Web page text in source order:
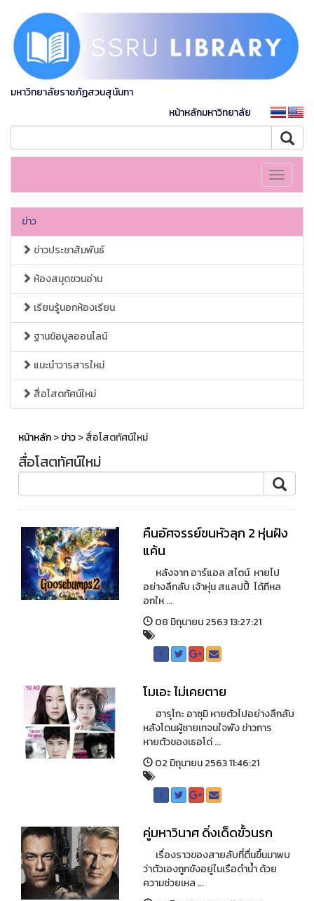
มหาวิทยาลัยราชภัฏสวนสุนันทา
หน้าหลักมหาวิทยาลัย
Toggle
ข่าว
ข่าวประชาสัมพันธ์
ห้องสมุดชวนอ่าน
เรียนรู้นอกห้องเรียน
ฐานข้อมูลออนไลน์
แนะนำวารสารใหม่
สื่อโสตทัศน์ใหม่
หน้าหลัก>ข่าว> สื่อโสตทัศน์ใหม่
สื่อโสตทัศน์ใหม่
คืนอัศจรรย์ขนหัวลุก 2 หุ่นฝัง
แค้น
หลังจาก อาร์แอล สไตน์ หายไป
อย่างลึกลับ เจ้าหุ่น สแลปปี้ ได้ทีหล
อกให ...
08 มิถุนายน 2563 13:27:21
โมเอะ ไม่เคยตาย
ฮารุโกะ อาซุมิ หายตัวไปอย่างลึกลับ
หลังโดนผู้ชายเทจนใจพัง ข่าวการ
หายตัวของเธอโด่ ...
02 มิถุนายน 2563 11:46:21
คู่มหาวินาศ ดิ่งเด็ดขั้วนรก
เรื่องราวของสายลับที่ตื่นขึ้นมาพบ
ว่าตัวเองถูกขังอยู่ในเรือดำน้ำ ด้วย
ความช่วยเหล ...